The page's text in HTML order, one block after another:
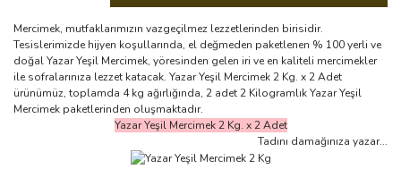
Mercimek, mutfaklarımızın vazgeçilmez lezzetlerinden birisidir.
Tesislerimizde hijyen koşullarında, el değmeden paketlenen % 100 yerli ve
doğal Yazar Yeşil Mercimek, yöresinden gelen iri ve en kaliteli mercimekler
ile sofralarınıza lezzet katacak. Yazar Yeşil Mercimek 2 Kg. x 2 Adet
ürünümüz, toplamda 4 kg ağırlığında, 2 adet 2 Kilogramlık Yazar Yeşil
Mercimek paketlerinden oluşmaktadır.
Yazar Yeşil Mercimek 2 Kg. x 2 Adet
Tadını damağınıza yazar...